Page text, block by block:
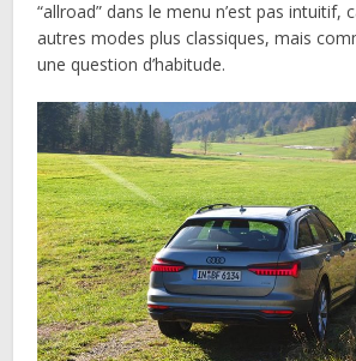
“allroad” dans le menu n’est pas intuitif,
autres modes plus classiques, mais
une question d’habitude.